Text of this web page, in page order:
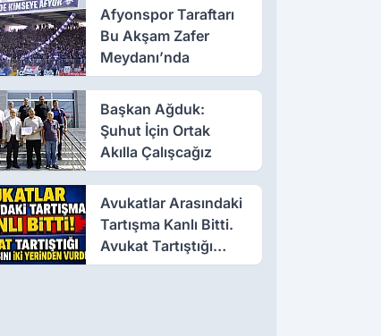
Afyonspor Taraftarı
Bu Akşam Zafer
Meydanı’nda
Başkan Ağduk:
Şuhut İçin Ortak
Akılla Çalışcağız
Avukatlar Arasındaki
Tartışma Kanlı Bitti.
Avukat Tartıştığı
Meslektaşını İki